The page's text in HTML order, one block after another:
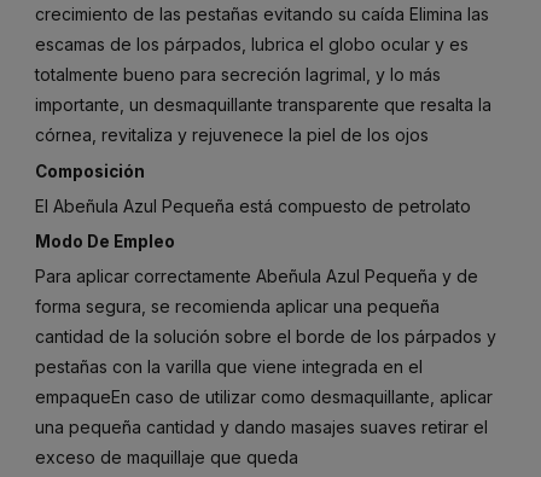
crecimiento de las pestañas evitando su caída Elimina las
escamas de los párpados, lubrica el globo ocular y es
totalmente bueno para secreción lagrimal, y lo más
importante, un desmaquillante transparente que resalta la
córnea, revitaliza y rejuvenece la piel de los ojos
Composición
El Abeñula Azul Pequeña está compuesto de petrolato
Modo De Empleo
Para aplicar correctamente Abeñula Azul Pequeña y de
forma segura, se recomienda aplicar una pequeña
cantidad de la solución sobre el borde de los párpados y
pestañas con la varilla que viene integrada en el
empaqueEn caso de utilizar como desmaquillante, aplicar
una pequeña cantidad y dando masajes suaves retirar el
exceso de maquillaje que queda